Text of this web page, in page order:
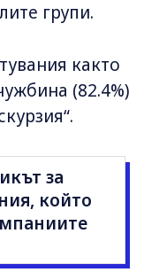
групи.
както
(82.4%)
за
който